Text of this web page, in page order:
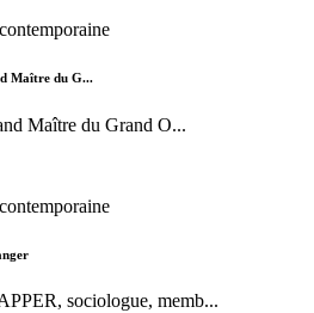
Maître du G...
Maître du Grand O...
sociologue, memb...